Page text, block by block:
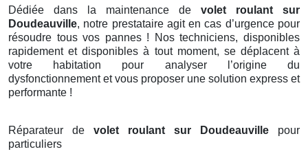
Dédiée dans la maintenance de volet roulant sur
Doudeauville, notre prestataire agit en cas d’urgence pour
résoudre tous vos pannes ! Nos techniciens, disponibles
rapidement et disponibles à tout moment, se déplacent à
votre habitation pour analyser l’origine du
dysfonctionnement et vous proposer une solution express et
performante !
Réparateur de volet roulant sur Doudeauville pour
particuliers